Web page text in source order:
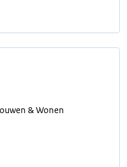
& Wonen